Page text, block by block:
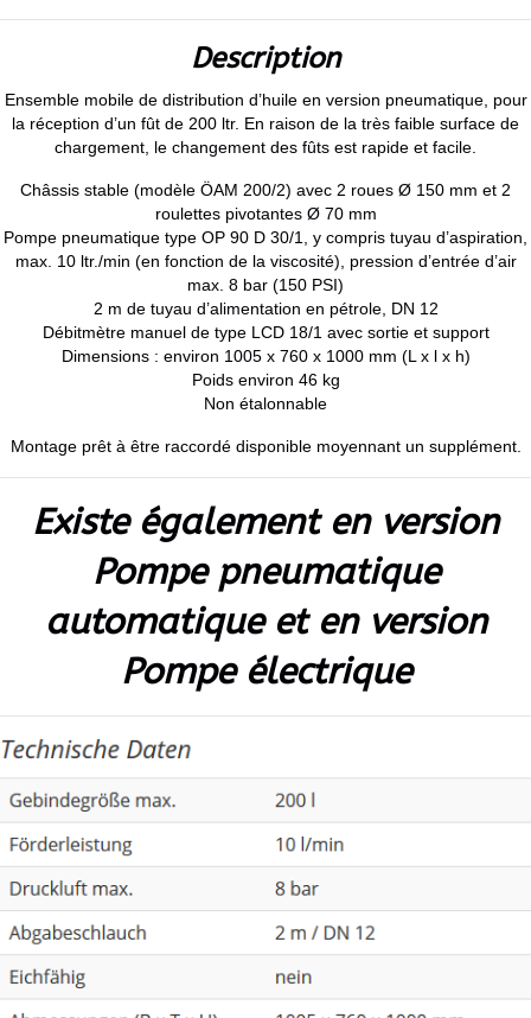
Description
Ensemble mobile de distribution d’huile en version pneumatique, pour
la réception d’un fût de 200 ltr. En raison de la très faible surface de
chargement, le changement des fûts est rapide et facile.
Châssis stable (modèle ÖAM 200/2) avec 2 roues Ø 150 mm et 2
roulettes pivotantes Ø 70 mm
Pompe pneumatique type OP 90 D 30/1, y compris tuyau d’aspiration,
max. 10 ltr./min (en fonction de la viscosité), pression d’entrée d’air
max. 8 bar (150 PSI)
2 m de tuyau d’alimentation en pétrole, DN 12
Débitmètre manuel de type LCD 18/1 avec sortie et support
Dimensions : environ 1005 x 760 x 1000 mm (L x l x h)
Poids environ 46 kg
Non étalonnable
Montage prêt à être raccordé disponible moyennant un supplément.
Existe également en version
Pompe pneumatique
automatique et en version
Pompe électrique